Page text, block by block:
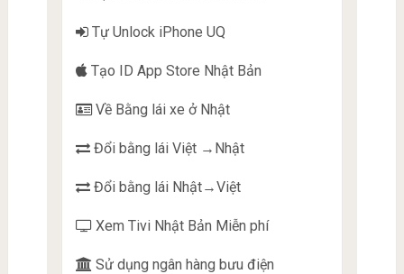
Tự Unlock iPhone UQ
Tạo ID App Store Nhật Bản
Về Bằng lái xe ở Nhật
Đổi bằng lái Việt →Nhật
Đổi bằng lái Nhật→Việt
Xem Tivi Nhật Bản Miễn phí
Sử dụng ngân hàng bưu điện